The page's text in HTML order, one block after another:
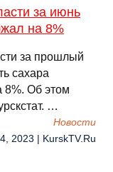
за июнь
на 8%
за прошлый
сахара
8%. Об этом
…
Новости
2023 | KurskTV.Ru